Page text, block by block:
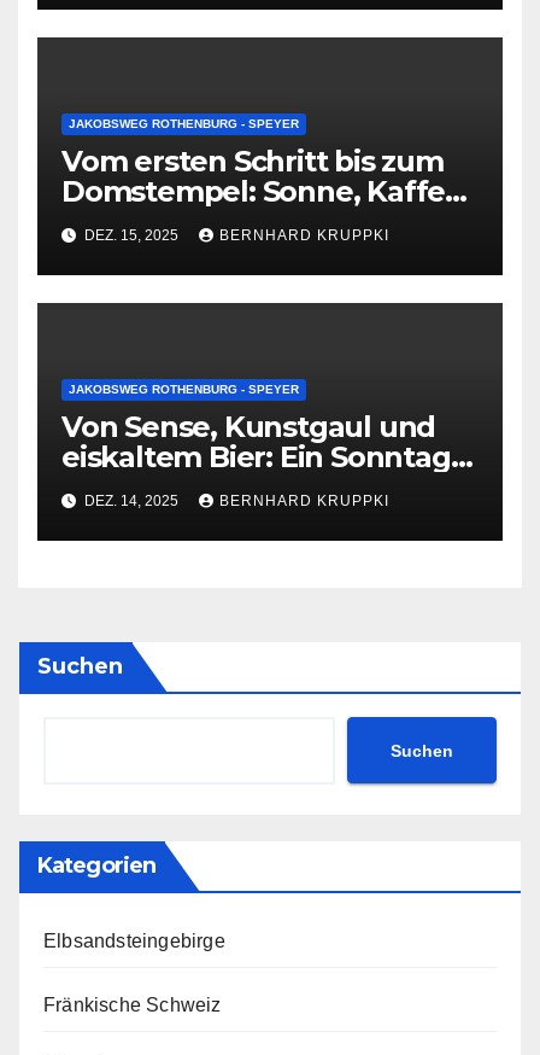
JAKOBSWEG ROTHENBURG - SPEYER
Vom ersten Schritt bis zum
Domstempel: Sonne, Kaffee
und ein leiser Abschied in
Speyer
DEZ. 15, 2025 BERNHARD KRUPPKI
JAKOBSWEG ROTHENBURG - SPEYER
Von Sense, Kunstgaul und
eiskaltem Bier: Ein Sonntag,
der bleibt
DEZ. 14, 2025 BERNHARD KRUPPKI
Suchen
Suchen
Kategorien
Elbsandsteingebirge
Fränkische Schweiz